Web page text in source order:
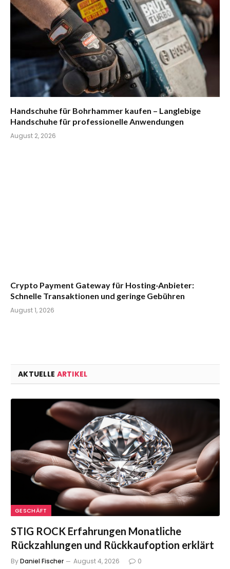
Handschuhe für Bohrhammer kaufen – Langlebige
Handschuhe für professionelle Anwendungen
August 2, 2026
Crypto Payment Gateway für Hosting-Anbieter:
Schnelle Transaktionen und geringe Gebühren
August 1, 2026
AKTUELLE ARTIKEL
GESCHÄFT
STIG ROCK Erfahrungen Monatliche
Rückzahlungen und Rückkaufoption erklärt
ByDaniel Fischer August 4, 2026 0